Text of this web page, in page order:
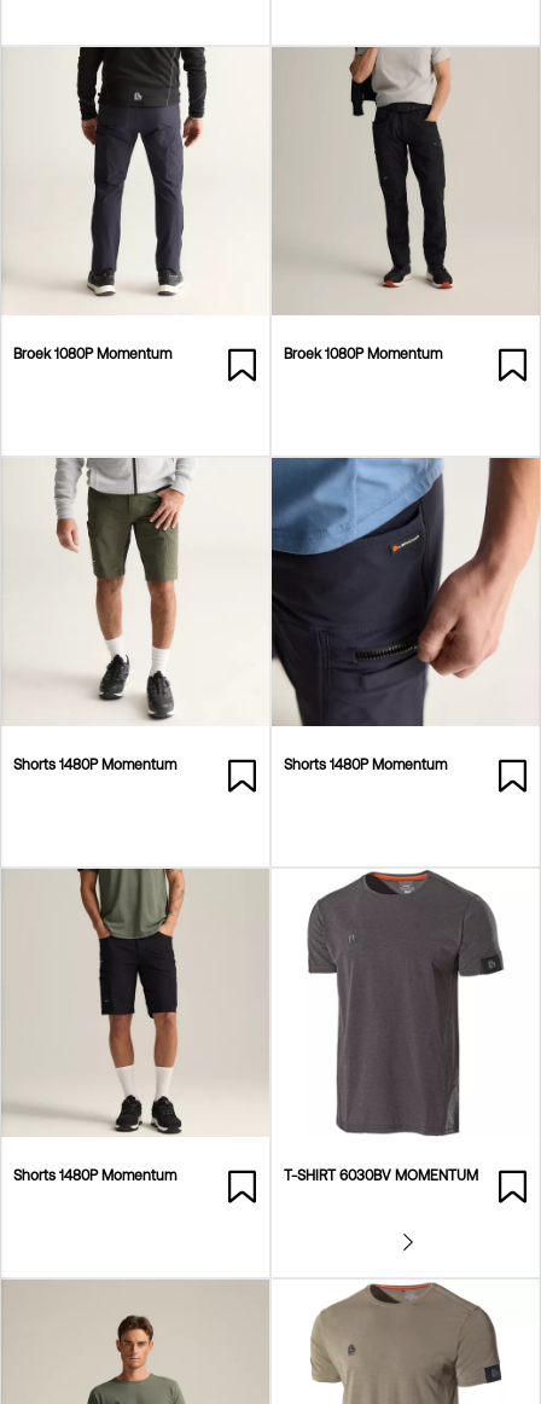
Broek 1080P Momentum Broek 1080P Momentum
Shorts 1480P Momentum Shorts 1480P Momentum
Shorts 1480P Momentum T-SHIRT 6030BV MOMENTUM